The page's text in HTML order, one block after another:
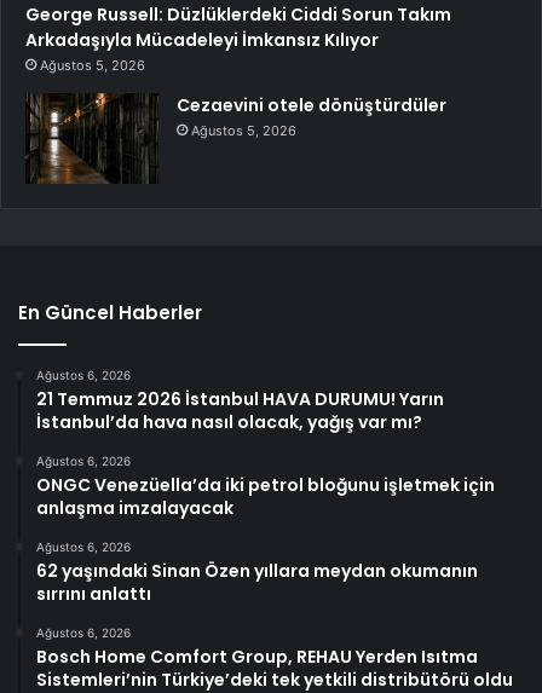
George Russell: Düzlüklerdeki Ciddi Sorun Takım
Arkadaşıyla Mücadeleyi İmkansız Kılıyor
Ağustos 5, 2026
Cezaevini otele dönüştürdüler
Ağustos 5, 2026
En Güncel Haberler
Ağustos 6, 2026
21 Temmuz 2026 İstanbul HAVA DURUMU! Yarın
İstanbul’da hava nasıl olacak, yağış var mı?
Ağustos 6, 2026
ONGC Venezüella’da iki petrol bloğunu işletmek için
anlaşma imzalayacak
Ağustos 6, 2026
62 yaşındaki Sinan Özen yıllara meydan okumanın
sırrını anlattı
Ağustos 6, 2026
Bosch Home Comfort Group, REHAU Yerden Isıtma
Sistemleri’nin Türkiye’deki tek yetkili distribütörü oldu